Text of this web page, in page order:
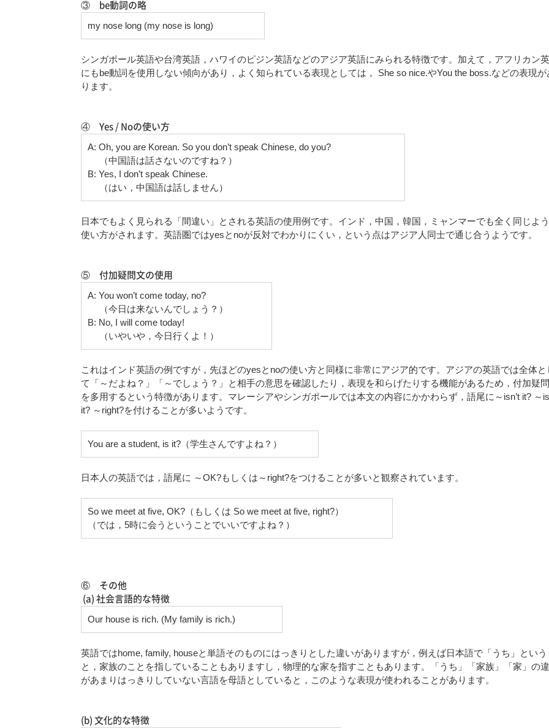
③ be動詞の略
my nose long (my nose is long)
シンガポール英語や台湾英語，ハワイのピジン英語などのアジア英語にみられる特徴です。加えて，アフリカン
にもbe動詞を使用しない傾向があり，よく知られている表現としては， She so nice.やYou the boss.などの表現が
ります。
④ Yes / Noの使い方
A: Oh, you are Korean. So you don’t speak Chinese, do you?
（中国語は話さないのですね？）
B: Yes, I don’t speak Chinese.
（はい，中国語は話しません）
日本でもよく見られる「間違い」とされる英語の使用例です。インド，中国，韓国，ミャンマーでも全く同じよ
使い方がされます。英語圏ではyesとnoが反対でわかりにくい，という点はアジア人同士で通じ合うようです。
⑤ 付加疑問文の使用
A: You won’t come today, no?
（今日は来ないんでしょう？）
B: No, I will come today!
（いやいや，今日行くよ！）
これはインド英語の例ですが，先ほどのyesとnoの使い方と同様に非常にアジア的です。アジアの英語では全体と
て「～だよね？」「～でしょう？」と相手の意思を確認したり，表現を和らげたりする機能があるため，付加疑
を多用するという特徴があります。マレーシアやシンガポールでは本文の内容にかかわらず，語尾に～isn’t it? ～is
it? ～right?を付けることが多いようです。
You are a student, is it?（学生さんですよね？）
日本人の英語では，語尾に ～OK?もしくは～right?をつけることが多いと観察されています。
So we meet at five, OK?（もしくは So we meet at five, right?）
（では，5時に会うということでいいですよね？）
⑥ その他
(a) 社会言語的な特徴
Our house is rich. (My family is rich.)
英語ではhome, family, houseと単語そのものにはっきりとした違いがありますが，例えば日本語で「うち」という
と，家族のことを指していることもありますし，物理的な家を指すこともあります。「うち」「家族」「家」の
があまりはっきりしていない言語を母語としていると，このような表現が使われることがあります。
(b) 文化的な特徴